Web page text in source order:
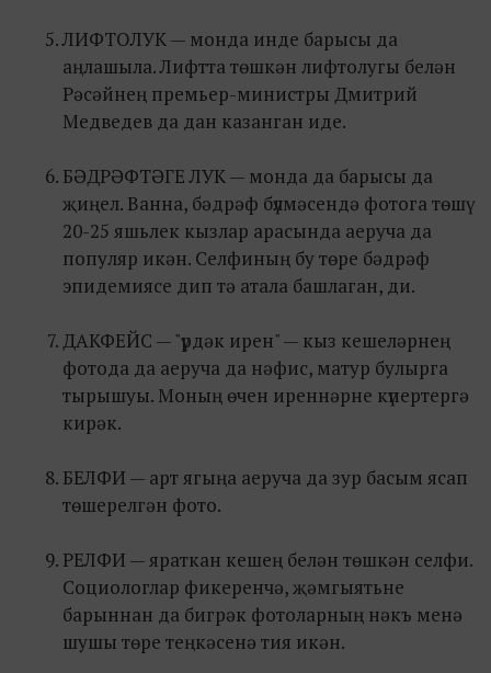
ЛИФТОЛУК — монда инде барысы да
аңлашыла. Лифтта төшкән лифтолугы белән
Рәсәйнең премьер-министры Дмитрий
Медведев да дан казанган иде.
БӘДРӘФТӘГЕ ЛУК — монда да барысы да
җиңел. Ванна, бәдрәф бүлмәсендә фотога төшү
20-25 яшьлек кызлар арасында аеруча да
популяр икән. Селфиның бу төре бәдрәф
эпидемиясе дип тә атала башлаган, ди.
ДАКФЕЙС — "үрдәк ирен" — кыз кешеләрнең
фотода да аеруча да нәфис, матур булырга
тырышуы. Моның өчен иреннәрне күпертергә
кирәк.
БЕЛФИ — арт ягыңа аеруча да зур басым ясап
төшерелгән фото.
РЕЛФИ — яраткан кешең белән төшкән селфи.
Социологлар фикеренчә, җәмгыятьне
барыннан да бигрәк фотоларның нәкъ менә
шушы төре теңкәсенә тия икән.